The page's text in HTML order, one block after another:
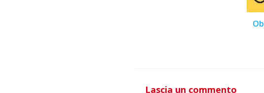
Lascia un commento